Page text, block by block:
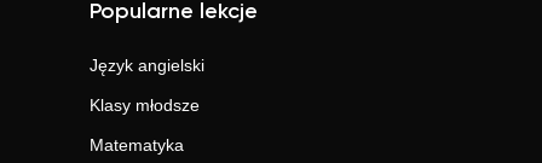
Popularne lekcje
Język angielski
Klasy młodsze
Matematyka